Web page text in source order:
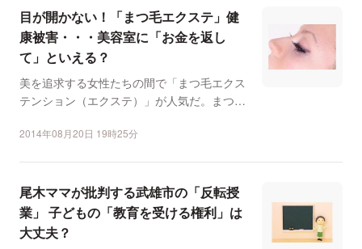
目が開かない！「まつ毛エクステ」健
康被害・・・美容室に「お金を返し
て」といえる？
美を追求する女性たちの間で「まつ毛エクス
テンション（エクステ）」が人気だ。まつげ
2014年08月20日 19時25分
尾木ママが批判する武雄市の「反転授
業」 子どもの「教育を受ける権利」は
大丈夫？